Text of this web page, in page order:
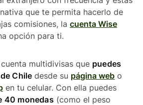
que te permita hacerlo de
comisiones, la cuenta Wise
opción para ti.
multidivisas que puedes
Chile desde su página web o
en tu celular. Con ella puedes
40 monedas (como el peso